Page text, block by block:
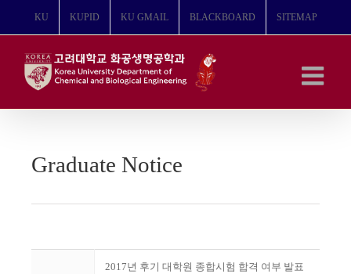
뛰
KU KUPID KU GMAIL BLACKBOARD SITEMAP
Graduate Notice
2017년 후기 대학원 종합시험 합격 여부 발표